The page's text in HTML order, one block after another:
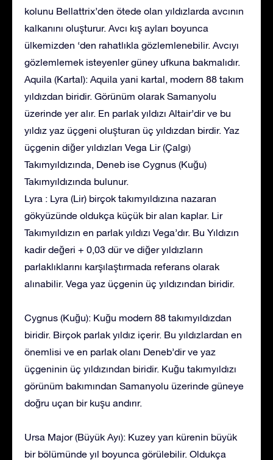
kolunu Bellattrix’den ötede olan yıldızlarda avcının
kalkanını oluşturur. Avcı kış ayları boyunca
ülkemizden ‘den rahatlıkla gözlemlenebilir. Avcıyı
gözlemlemek isteyenler güney ufkuna bakmalıdır.
Aquila (Kartal): Aquila yani kartal, modern 88 takım
yıldızdan biridir. Görünüm olarak Samanyolu
üzerinde yer alır. En parlak yıldızı Altair’dir ve bu
yıldız yaz üçgeni oluşturan üç yıldızdan birdir. Yaz
üçgenin diğer yıldızları Vega Lir (Çalgı)
Takımyıldızında, Deneb ise Cygnus (Kuğu)
Takımyıldızında bulunur.
Lyra : Lyra (Lir) birçok takımyıldızına nazaran
gökyüzünde oldukça küçük bir alan kaplar. Lir
Takımyıldızın en parlak yıldızı Vega’dır. Bu Yıldızın
kadir değeri + 0,03 dür ve diğer yıldızların
parlaklıklarını karşılaştırmada referans olarak
alınabilir. Vega yaz üçgenin üç yıldızından biridir.
Cygnus (Kuğu): Kuğu modern 88 takımyıldızdan
biridir. Birçok parlak yıldız içerir. Bu yıldızlardan en
önemlisi ve en parlak olanı Deneb’dir ve yaz
üçgeninin üç yıldızından biridir. Kuğu takımyıldızı
görünüm bakımından Samanyolu üzerinde güneye
doğru uçan bir kuşu andırır.
Ursa Major (Büyük Ayı): Kuzey yarı kürenin büyük
bir bölümünde yıl boyunca görülebilir. Oldukça